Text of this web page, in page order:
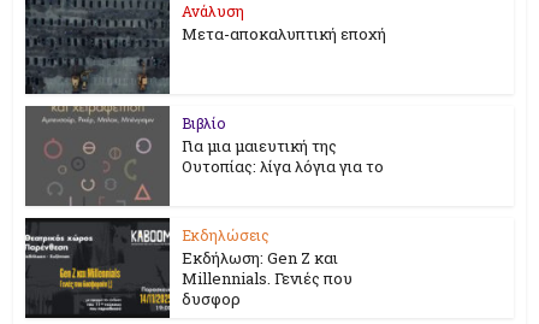
Ανάλυση
Μετα-αποκαλυπτική εποχή
Βιβλίο
Για μια μαιευτική της
Ουτοπίας: λίγα λόγια για το
Εκδηλώσεις
Εκδήλωση: Gen Z και
Millennials. Γενιές που
δυσφορ